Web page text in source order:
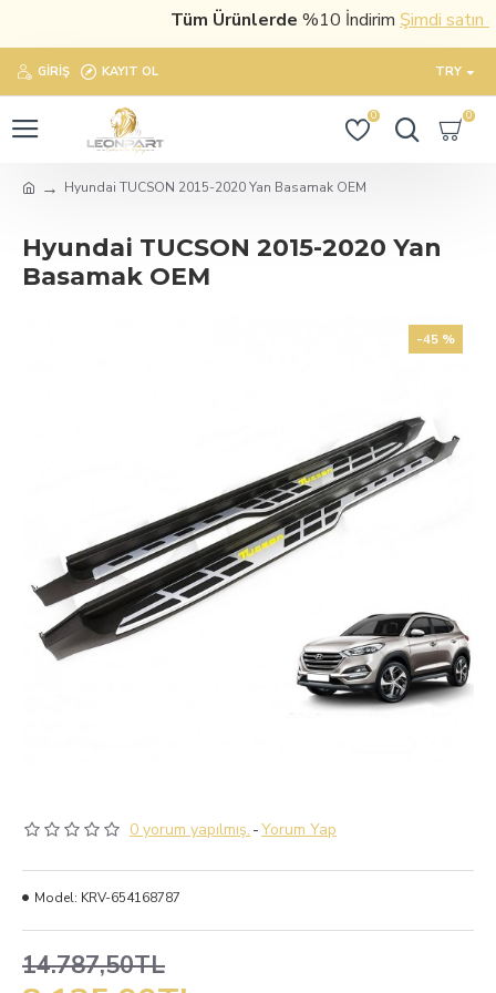
Tüm Ürünlerde%10 İndirimŞimdi satın al
GIRIŞ KAYIT OL TRY
0 0
Hyundai TUCSON 2015-2020 Yan Basamak OEM
Hyundai TUCSON 2015-2020 Yan
Basamak OEM
-45 %
0 yorum yapılmış. -Yorum Yap
14.787,50TL
Model: KRV-654168787